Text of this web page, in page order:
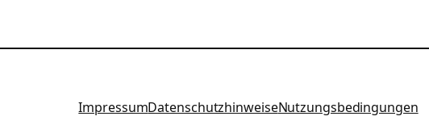
ImpressumDatenschutzhinweiseNutzungsbedingungen